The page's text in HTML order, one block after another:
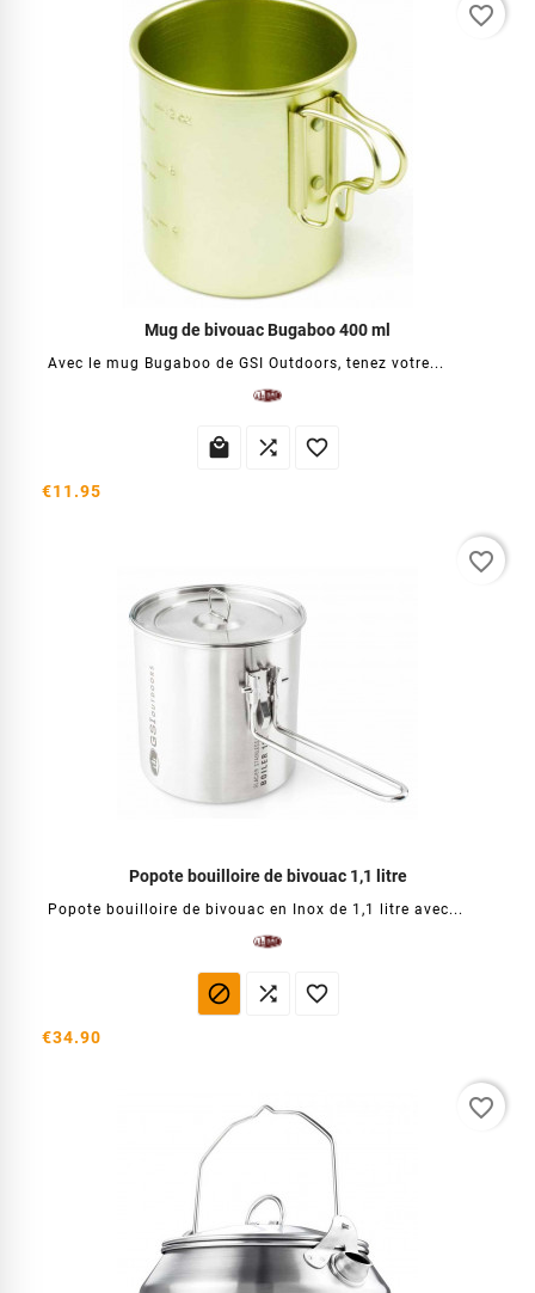
Mug de bivouac Bugaboo 400 ml
Avec le mug Bugaboo de GSI Outdoors, tenez votre...
  
€11.95
favorite_border
Popote bouilloire de bivouac 1,1 litre
Popote bouilloire de bivouac en Inox de 1,1 litre avec...
  
€34.90
favorite_border
favorite_border